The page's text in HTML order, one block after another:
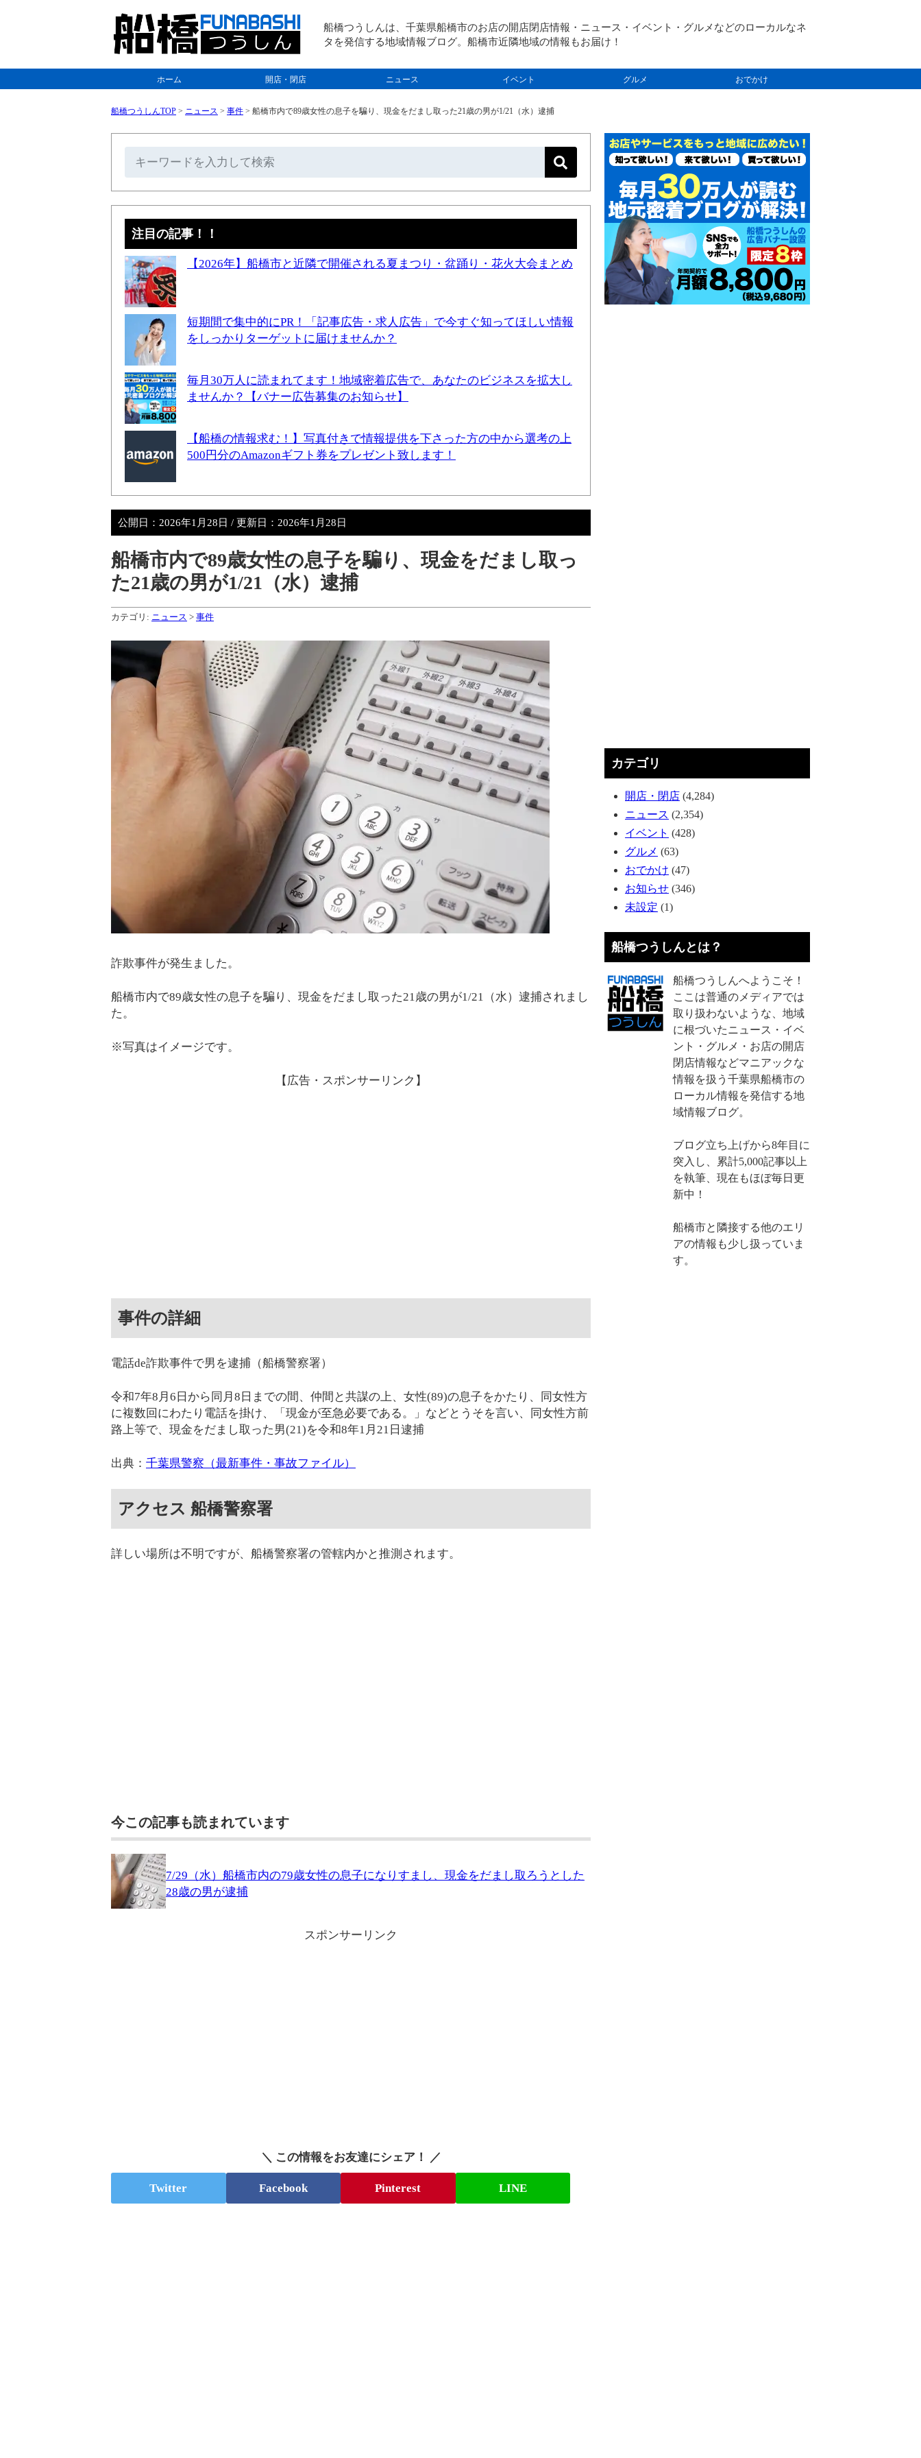
船橋つうしんは、千葉県船橋市のお店の開店閉店情報・ニュース・イベント・グルメなどのローカルなネ
タを発信する地域情報ブログ。船橋市近隣地域の情報もお届け！
ホーム 開店・閉店 ニュース イベント グルメ おでかけ
船橋つうしんTOP > ニュース > 事件 > 船橋市内で89歳女性の息子を騙り、現金をだまし取った21歳の男が1/21（水）逮捕
注目の記事！！
【2026年】船橋市と近隣で開催される夏まつり・盆踊り・花火大会まとめ
短期間で集中的にPR！「記事広告・求人広告」で今すぐ知ってほしい情報
をしっかりターゲットに届けませんか？
毎月30万人に読まれてます！地域密着広告で、あなたのビジネスを拡大し
ませんか？【バナー広告募集のお知らせ】
【船橋の情報求む！】写真付きで情報提供を下さった方の中から選考の上
500円分のAmazonギフト券をプレゼント致します！
公開日： 2026年1月28日 / 更新日： 2026年1月28日
船橋市内で89歳女性の息子を騙り、現金をだまし取っ
た21歳の男が1/21（水）逮捕
カテゴリ: ニュース > 事件
詐欺事件が発生ました。
船橋市内で89歳女性の息子を騙り、現金をだまし取った21歳の男が1/21（水）逮捕されまし
た。
※写真はイメージです。
【広告・スポンサーリンク】
事件の詳細
電話de詐欺事件で男を逮捕（船橋警察署）
令和7年8月6日から同月8日までの間、仲間と共謀の上、女性(89)の息子をかたり、同女性方
に複数回にわたり電話を掛け、「現金が至急必要である。」などとうそを言い、同女性方前
路上等で、現金をだまし取った男(21)を令和8年1月21日逮捕
出典： 千葉県警察（最新事件・事故ファイル）
アクセス 船橋警察署
詳しい場所は不明ですが、船橋警察署の管轄内かと推測されます。
今この記事も読まれています
7/29（水）船橋市内の79歳女性の息子になりすまし、現金をだまし取ろうとした
28歳の男が逮捕
スポンサーリンク
＼ この情報をお友達にシェア！ ／
Twitter Facebook Pinterest LINE
カテゴリ
開店・閉店 (4,284)
ニュース (2,354)
イベント (428)
グルメ (63)
おでかけ (47)
お知らせ (346)
未設定 (1)
船橋つうしんとは？
船橋つうしんへようこそ！
ここは普通のメディアでは
取り扱わないような、地域
に根づいたニュース・イベ
ント・グルメ・お店の開店
閉店情報などマニアックな
情報を扱う千葉県船橋市の
ローカル情報を発信する地
域情報ブログ。
ブログ立ち上げから8年目に
突入し、累計5,000記事以上
を執筆、現在もほぼ毎日更
新中！
船橋市と隣接する他のエリ
アの情報も少し扱っていま
す。